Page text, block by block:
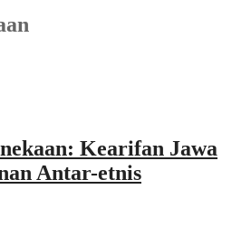
Kearifan Jawa
Antar-etnis